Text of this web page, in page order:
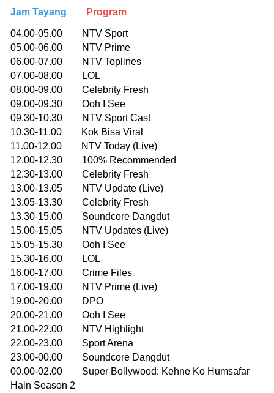
Jam Tayang Program
04.00-05.00 NTV Sport
05.00-06.00 NTV Prime
06.00-07.00 NTV Toplines
07.00-08.00 LOL
08.00-09.00 Celebrity Fresh
09.00-09.30 Ooh I See
09.30-10.30 NTV Sport Cast
10.30-11.00 Kok Bisa Viral
11.00-12.00 NTV Today (Live)
12.00-12.30 100% Recommended
12.30-13.00 Celebrity Fresh
13.00-13.05 NTV Update (Live)
13.05-13.30 Celebrity Fresh
13.30-15.00 Soundcore Dangdut
15.00-15.05 NTV Updates (Live)
15.05-15.30 Ooh I See
15.30-16.00 LOL
16.00-17.00 Crime Files
17.00-19.00 NTV Prime (Live)
19.00-20.00 DPO
20.00-21.00 Ooh I See
21.00-22.00 NTV Highlight
22.00-23.00 Sport Arena
23.00-00.00 Soundcore Dangdut
00.00-02.00 Super Bollywood: Kehne Ko Humsafar
Hain Season 2